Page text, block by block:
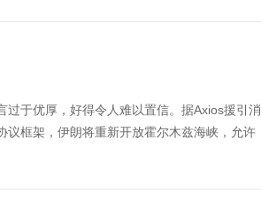
于优厚，好得令人难以置信。据Axios援引消
议框架，伊朗将重新开放霍尔木兹海峡，允许